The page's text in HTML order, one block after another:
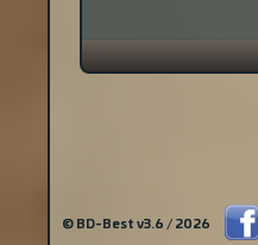
© BD-Best v3.6 / 2026